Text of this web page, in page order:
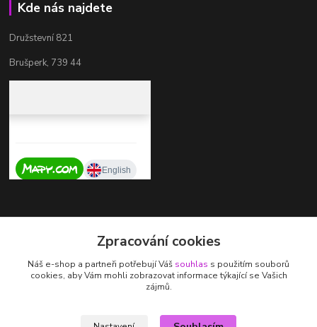
Kde nás najdete
Družstevní 821
Brušperk, 739 44
+420 737 725 324
(Po-Pá, 9-17 hod.)
Zpracování cookies
Náš e-shop a partneři potřebují Váš souhlas s použitím souborů
cookies, aby Vám mohli zobrazovat informace týkající se Vašich
zájmů.